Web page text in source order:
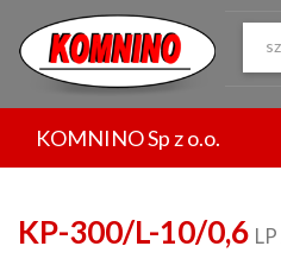
treści
KOMNINO Sp z o.o.
KP-300/L-10/0,6